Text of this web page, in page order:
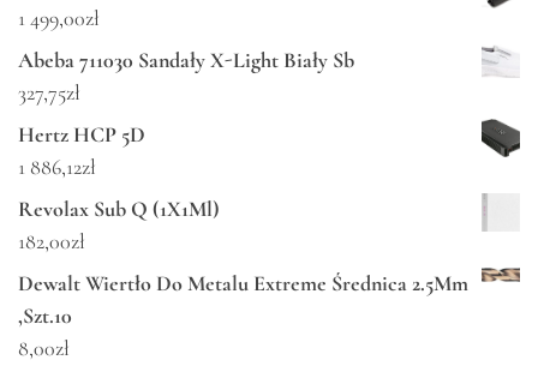
1 499,00zł
Abeba 711030 Sandały X-Light Biały Sb
327,75zł
Hertz HCP 5D
1 886,12zł
Revolax Sub Q (1X1Ml)
182,00zł
Dewalt Wiertło Do Metalu Extreme Średnica 2.5Mm
,Szt.10
8,00zł